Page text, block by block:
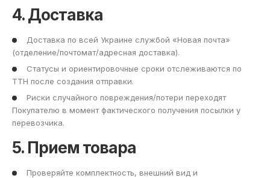
4. Доставка
Доставка по всей Украине службой «Новая почта»
(отделение/почтомат/адресная доставка).
Статусы и ориентировочные сроки отслеживаются по
ТТН после создания отправки.
Риски случайного повреждения/потери переходят
Покупателю в момент фактического получения посылки у
перевозчика.
5. Прием товара
Проверяйте комплектность, внешний вид и